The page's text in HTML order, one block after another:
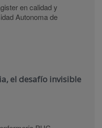
en calidad y
Autonoma de
el desafío invisible